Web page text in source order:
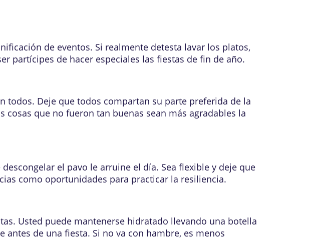
de eventos. Si realmente detesta lavar los platos,
partícipes de hacer especiales las fiestas de fin de año.
todos. Deje que todos compartan su parte preferida de la
que no fueron tan buenas sean más agradables la
el pavo le arruine el día. Sea flexible y deje que
como oportunidades para practicar la resiliencia.
Usted puede mantenerse hidratado llevando una botella
de una fiesta. Si no va con hambre, es menos